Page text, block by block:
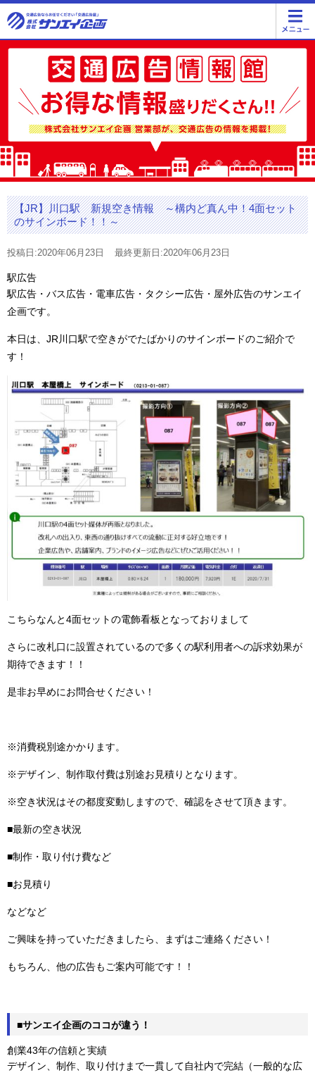
【JR】川口駅 新規空き情報 ～構内ど真ん中！4面セット
のサインボード！！～
投稿日:2020年06月23日 最終更新日:2020年06月23日
駅広告
駅広告・バス広告・電車広告・タクシー広告・屋外広告のサンエイ
企画です。
本日は、JR川口駅で空きがでたばかりのサインボードのご紹介で
す！
こちらなんと4面セットの電飾看板となっておりまして
さらに改札口に設置されているので多くの駅利用者への訴求効果が
期待できます！！
是非お早めにお問合せください！
※消費税別途かかります。
※デザイン、制作取付費は別途お見積りとなります。
※空き状況はその都度変動しますので、確認をさせて頂きます。
■最新の空き状況
■制作・取り付け費など
■お見積り
などなど
ご興味を持っていただきましたら、まずはご連絡ください！
もちろん、他の広告もご案内可能です！！
■サンエイ企画のココが違う！
創業43年の信頼と実績
デザイン、制作、取り付けまで一貫して自社内で完結（一般的な広